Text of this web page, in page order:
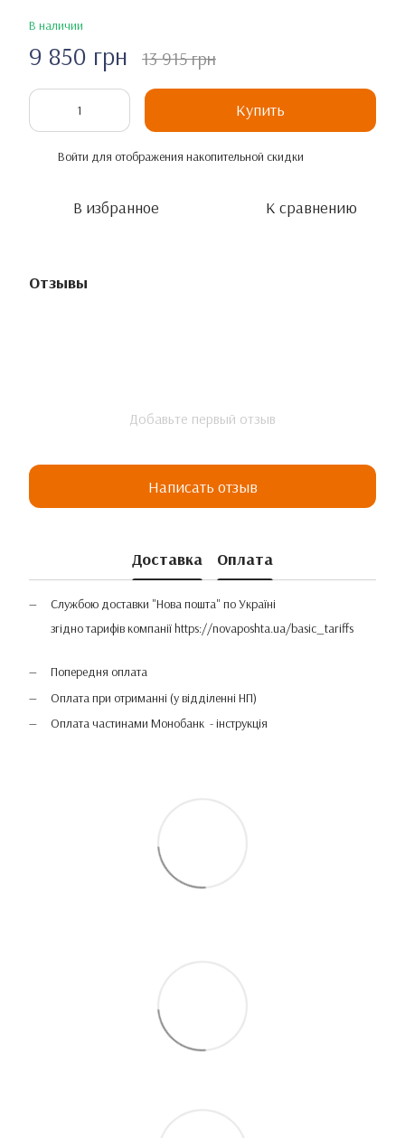
В наличии
9 850 грн 13 915 грн
Купить
Войти для отображения накопительной скидки
В избранное К сравнению
Отзывы
Добавьте первый отзыв
Написать отзыв
Доставка Оплата
Службою доставки "Нова пошта" по Україні
згідно тарифів компаніїhttps://novaposhta.ua/basic_tariffs
Попередня оплата
Оплата при отриманні (у відділенні НП)
Оплата частинами Монобанк - інструкція